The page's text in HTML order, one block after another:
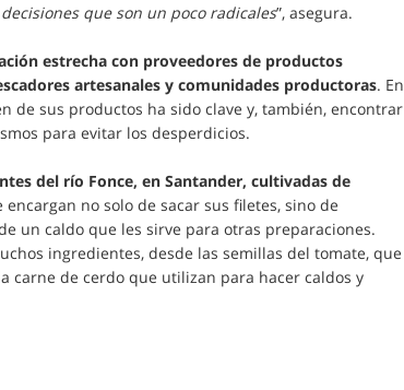
que son un poco radicales”, asegura.
estrecha con proveedores de productos
artesanales y comunidades productoras. En
de sus productos ha sido clave y, también, encontrar
para evitar los desperdicios.
del río Fonce, en Santander, cultivadas de
no solo de sacar sus filetes, sino de
un caldo que les sirve para otras preparaciones.
ingredientes, desde las semillas del tomate, que
carne de cerdo que utilizan para hacer caldos y